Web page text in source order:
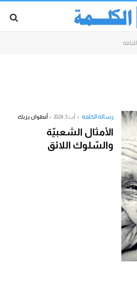
اللياقة
رسالة الكلمة آب 5, 2024 أنطوان يزبك
الأمثال الشعبيّة
والسّلوك اللائق